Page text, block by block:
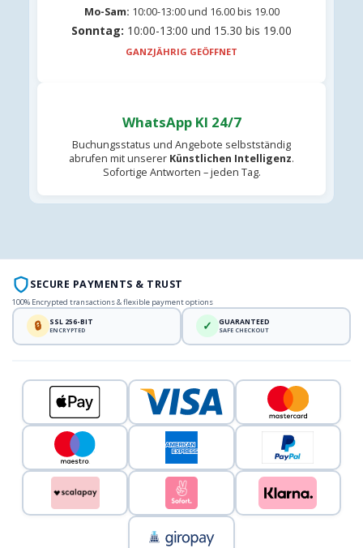
Mo-Sam: 10:00-13:00 und 16.00 bis 19.00
Sonntag: 10:00-13:00 und 15.30 bis 19.00
GANZJÄHRIG GEÖFFNET
WhatsApp KI 24/7
Buchungsstatus und Angebote selbstständig
abrufen mit unserer Künstlichen Intelligenz.
Sofortige Antworten – jeden Tag.
SECURE PAYMENTS & TRUST
100% Encrypted transactions & flexible payment options
🔒 SSL 256-BIT
ENCRYPTED ✓ GUARANTEED
SAFE CHECKOUT